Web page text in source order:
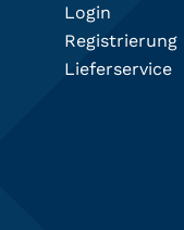
Login
Registrierung
Lieferservice